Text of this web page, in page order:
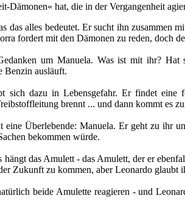
Dämonen« hat, die in der Vergangenheit
das alles bedeutet. Er sucht ihn
fordert mit den Dämonen zu reden,
um Manuela. Was ist mit ihr?
Benzin ausläuft.
sich dazu in Lebensgefahr. Er findet
brennt ... und dann kommt es
Überlebende: Manuela. Er geht zu ihr
bekommen würde.
das Amulett - das Amulett, der er
Zukunft zu kommen, aber Leonardo glaubt
beide Amulette reagieren - und